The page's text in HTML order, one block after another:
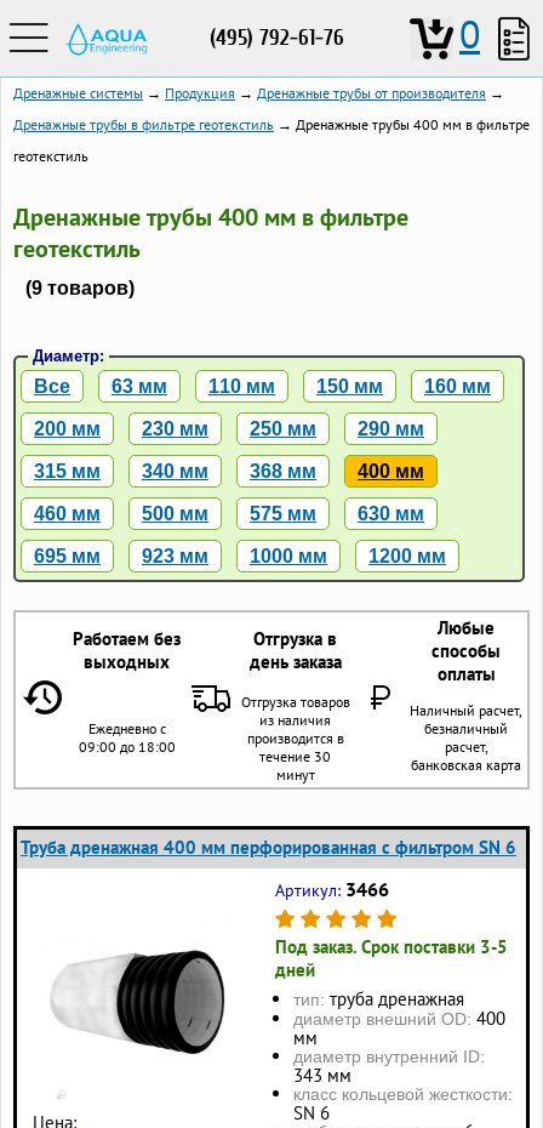
(495) 792-61-76 0
Дренажные системы → Продукция → Дренажные трубы от производителя →
Дренажные трубы в фильтре геотекстиль → Дренажные трубы 400 мм в фильтре
геотекстиль
Дренажные трубы 400 мм в фильтре
геотекстиль
(9 товаров)
Диаметр:
Все 63 мм 110 мм 150 мм 160 мм
200 мм 230 мм 250 мм 290 мм
315 мм 340 мм 368 мм 400 мм
460 мм 500 мм 575 мм 630 мм
695 мм 923 мм 1000 мм 1200 мм
Работаем без
выходных
Отгрузка в
день заказа
Любые
способы
оплаты
Ежедневно с
09:00 до 18:00
Отгрузка товаров
из наличия
производится в
течение 30
минут
Наличный расчет,
безналичный
расчет,
банковская карта
Труба дренажная 400 мм перфорированная с фильтром SN 6
Цена:
Артикул: 3466
Под заказ. Срок поставки 3-5
дней
тип: труба дренажная
диаметр внешний OD: 400
мм
диаметр внутренний ID:
343 мм
класс кольцевой жесткости:
SN 6